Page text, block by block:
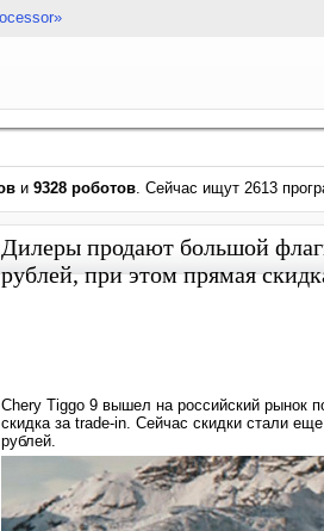
и 9328 роботов. Сейчас ищут 2613
Дилеры продают большой
рублей, при этом прямая
Chery Tiggo 9 вышел на российский рынок
скидка за trade-in. Сейчас скидки стали
рублей.